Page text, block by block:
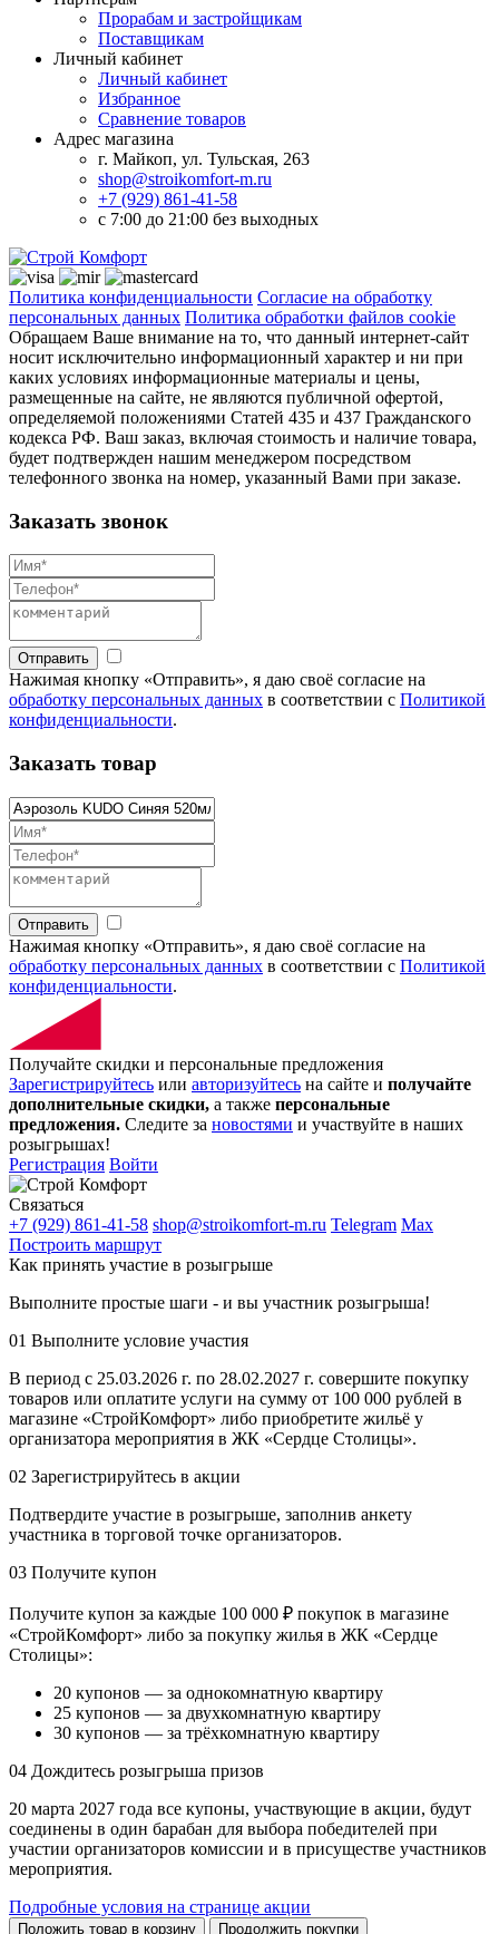
Прорабам и застройщикам
Поставщикам
Личный кабинет
Личный кабинет
Избранное
Сравнение товаров
Адрес магазина
г. Майкоп, ул. Тульская, 263
shop@stroikomfort-m.ru
+7 (929) 861-41-58
с 7:00 до 21:00 без выходных
Политика конфиденциальности Согласие на обработку
персональных данных Политика обработки файлов cookie
Обращаем Ваше внимание на то, что данный интернет-сайт
носит исключительно информационный характер и ни при
каких условиях информационные материалы и цены,
размещенные на сайте, не являются публичной офертой,
определяемой положениями Статей 435 и 437 Гражданского
кодекса РФ. Ваш заказ, включая стоимость и наличие товара,
будет подтвержден нашим менеджером посредством
телефонного звонка на номер, указанный Вами при заказе.
Заказать звонок
Отправить
Нажимая кнопку «Отправить», я даю своё согласие на
обработку персональных данных в соответствии с Политикой
конфиденциальности.
Заказать товар
Отправить
Нажимая кнопку «Отправить», я даю своё согласие на
обработку персональных данных в соответствии с Политикой
конфиденциальности.
Получайте скидки и персональные предложения
Зарегистрируйтесь или авторизуйтесь на сайте и получайте
дополнительные скидки, а также персональные
предложения. Следите за новостями и участвуйте в наших
розыгрышах!
Регистрация Войти
Связаться
+7 (929) 861-41-58 shop@stroikomfort-m.ru Telegram Max
Построить маршрут
Как принять участие в розыгрыше
Выполните простые шаги - и вы участник розыгрыша!
01 Выполните условие участия
В период с 25.03.2026 г. по 28.02.2027 г. совершите покупку
товаров или оплатите услуги на сумму от 100 000 рублей в
магазине «СтройКомфорт» либо приобретите жильё у
организатора мероприятия в ЖК «Сердце Столицы».
02 Зарегистрируйтесь в акции
Подтвердите участие в розыгрыше, заполнив анкету
участника в торговой точке организаторов.
03 Получите купон
Получите купон за каждые 100 000 ₽ покупок в магазине
«СтройКомфорт» либо за покупку жилья в ЖК «Сердце
Столицы»:
20 купонов — за однокомнатную квартиру
25 купонов — за двухкомнатную квартиру
30 купонов — за трёхкомнатную квартиру
04 Дождитесь розыгрыша призов
20 марта 2027 года все купоны, участвующие в акции, будут
соединены в один барабан для выбора победителей при
участии организаторов комиссии и в присуществе участников
мероприятия.
Подробные условия на странице акции
Положить товар в корзину Продолжить покупки